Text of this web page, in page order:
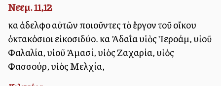
Νεεμ. 11,12
καὶ ἀδελφοὶ αὐτῶν ποιοῦντες τὸ ἔργον τοῦ οἴκου
ὀκτακόσιοι εἰκοσιδύο. καὶ Ἀδαΐα υἱὸς Ἱεροάμ, υἱοῦ
Φαλαλία, υἱοῦ Ἀμασί, υἱὸς Ζαχαρία, υἱὸς
Φασσούρ, υἱὸς Μελχία,